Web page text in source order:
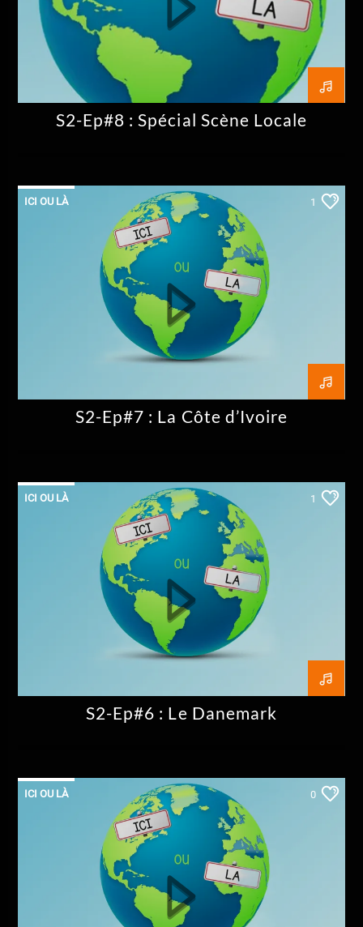
Monsoon's Dance
Karunesh
S2-Ep#8 : Spécial Scène Locale
ICI OU LÀ 1
S2-Ep#7 : La Côte d’Ivoire
ICI OU LÀ 1
S2-Ep#6 : Le Danemark
ICI OU LÀ 0